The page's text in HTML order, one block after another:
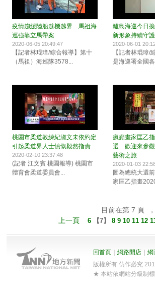
疫情趨緩陸船趁機越界 馬祖海
巡強靠立馬帶案
2020-06-05 20:49:47
【記者林琨璋/綜合報導】第十
（馬祖）海巡隊3578...
離島海巡今日
新形象持續守
2020-06-01
【記者林琨璋/
是海巡署全國
桃園市柔道教練紀淑文未依約定
引起柔道界人士憤慨毅然指責
2020-02-10 23:37:48
(記者 江文賓 桃園報導) 桃園市
體育會柔道委員會...
瘋癲畫家匡乙
選 歡迎來參觀
藝術之旅
2020-01-03
圖為總統大選
家匡乙指畫
目前在第 7 頁
上一頁
6 【7】 8 9 10 11 12
回首頁 網路開店 網
版權所有 仿作必究
★ 本站依網站分級制